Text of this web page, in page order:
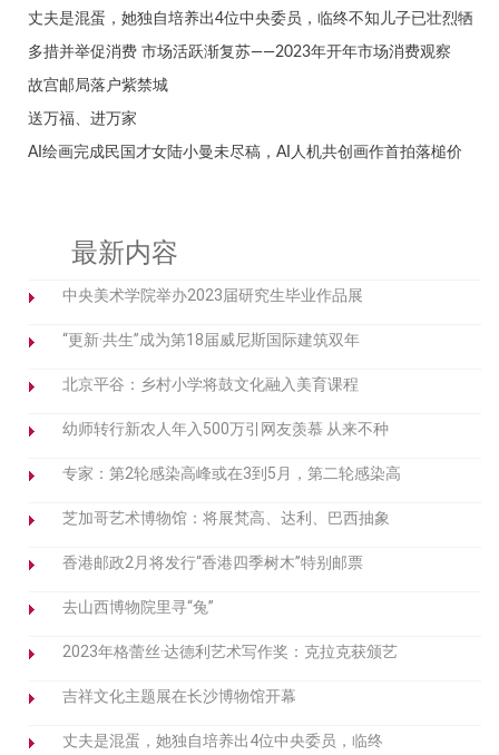
丈夫是混蛋，她独自培养出4位中央委员，临终不知儿子已壮烈牺
多措并举促消费 市场活跃渐复苏——2023年开年市场消费观察
故宫邮局落户紫禁城
送万福、进万家
AI绘画完成民国才女陆小曼未尽稿，AI人机共创画作首拍落槌价
最新内容
中央美术学院举办2023届研究生毕业作品展
“更新·共生”成为第18届威尼斯国际建筑双年
北京平谷：乡村小学将鼓文化融入美育课程
幼师转行新农人年入500万引网友羡慕 从来不种
专家：第2轮感染高峰或在3到5月，第二轮感染高
芝加哥艺术博物馆：将展梵高、达利、巴西抽象
香港邮政2月将发行“香港四季树木”特别邮票
去山西博物院里寻“兔”
2023年格蕾丝·达德利艺术写作奖：克拉克获颁艺
吉祥文化主题展在长沙博物馆开幕
丈夫是混蛋，她独自培养出4位中央委员，临终